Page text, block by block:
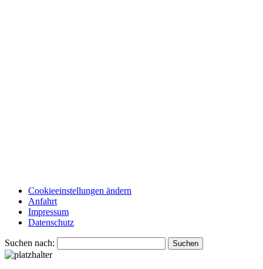
Cookieeinstellungen ändern
Anfahrt
Impressum
Datenschutz
Suchen nach: